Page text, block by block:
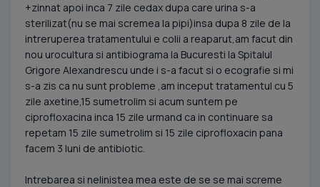
+zinnat apoi inca 7 zile cedax dupa care urina s-a
sterilizat(nu se mai scremea la pipi)insa dupa 8 zile de la
intreruperea tratamentului e colii a reaparut,am facut din
nou urocultura si antibiograma la Bucuresti la Spitalul
Grigore Alexandrescu unde i s-a facut si o ecografie si mi
s-a zis ca nu sunt probleme ,am inceput tratamentul cu 5
zile axetine,15 sumetrolim si acum suntem pe
ciprofloxacina inca 15 zile urmand ca in continuare sa
repetam 15 zile sumetrolim si 15 zile ciprofloxacin pana
facem 3 luni de antibiotic.
Intrebarea si nelinistea mea este de se se mai screme